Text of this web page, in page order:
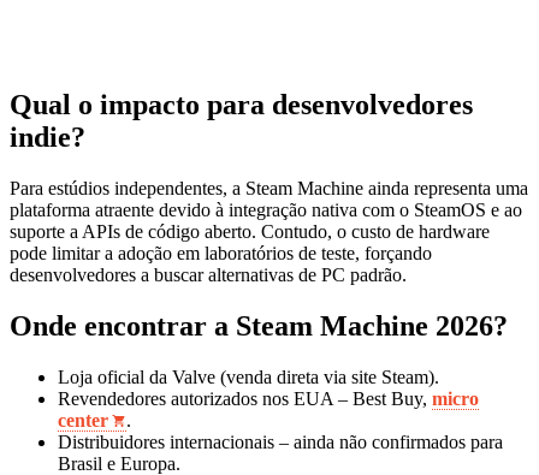
Qual o impacto para desenvolvedores
indie?
Para estúdios independentes, a Steam Machine ainda representa uma
plataforma atraente devido à integração nativa com o SteamOS e ao
suporte a APIs de código aberto. Contudo, o custo de hardware
pode limitar a adoção em laboratórios de teste, forçando
desenvolvedores a buscar alternativas de PC padrão.
Onde encontrar a Steam Machine 2026?
Loja oficial da Valve (venda direta via site Steam).
Revendedores autorizados nos EUA – Best Buy, micro
center
.
Distribuidores internacionais – ainda não confirmados para
Brasil e Europa.